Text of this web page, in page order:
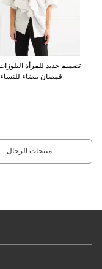
قمصان بيضاء للنساء
منتجات الرجال